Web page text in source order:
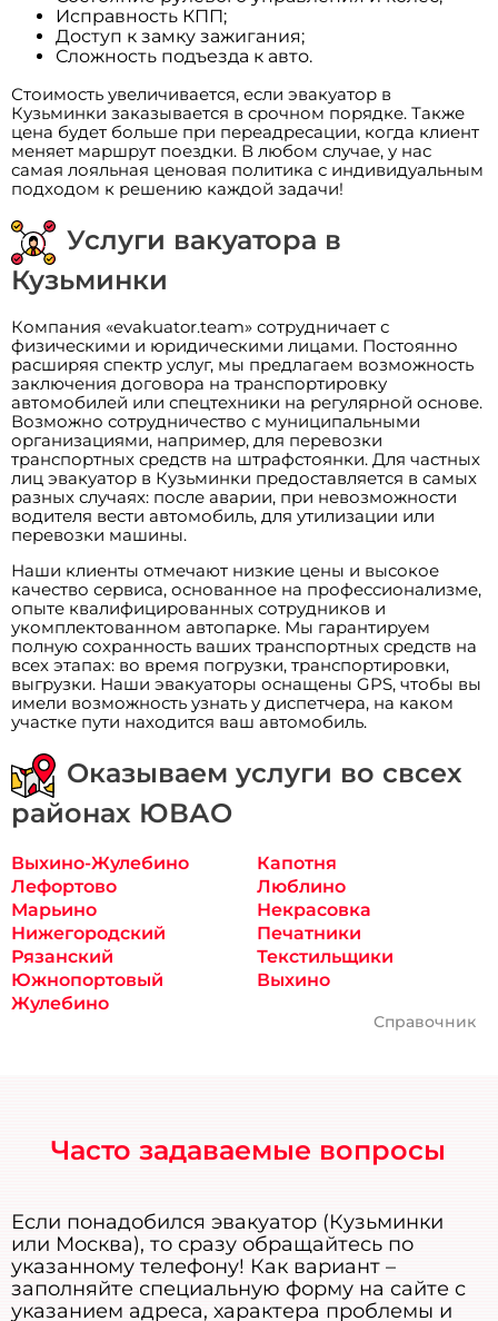
Исправность КПП;
Доступ к замку зажигания;
Сложность подъезда к авто.
Стоимость увеличивается, если эвакуатор в
Кузьминки заказывается в срочном порядке. Также
цена будет больше при переадресации, когда клиент
меняет маршрут поездки. В любом случае, у нас
самая лояльная ценовая политика с индивидуальным
подходом к решению каждой задачи!
Услуги вакуатора в
Кузьминки
Компания «evakuator.team» сотрудничает с
физическими и юридическими лицами. Постоянно
расширяя спектр услуг, мы предлагаем возможность
заключения договора на транспортировку
автомобилей или спецтехники на регулярной основе.
Возможно сотрудничество с муниципальными
организациями, например, для перевозки
транспортных средств на штрафстоянки. Для частных
лиц эвакуатор в Кузьминки предоставляется в самых
разных случаях: после аварии, при невозможности
водителя вести автомобиль, для утилизации или
перевозки машины.
Наши клиенты отмечают низкие цены и высокое
качество сервиса, основанное на профессионализме,
опыте квалифицированных сотрудников и
укомплектованном автопарке. Мы гарантируем
полную сохранность ваших транспортных средств на
всех этапах: во время погрузки, транспортировки,
выгрузки. Наши эвакуаторы оснащены GPS, чтобы вы
имели возможность узнать у диспетчера, на каком
участке пути находится ваш автомобиль.
Оказываем услуги во свсех
районах ЮВАО
Выхино-Жулебино
Капотня
Лефортово
Люблино
Марьино
Некрасовка
Нижегородский
Печатники
Рязанский
Текстильщики
Южнопортовый
Выхино
Жулебино
Справочник
Часто задаваемые вопросы
Если понадобился эвакуатор (Кузьминки
или Москва), то сразу обращайтесь по
указанному телефону! Как вариант –
заполняйте специальную форму на сайте с
указанием адреса, характера проблемы и